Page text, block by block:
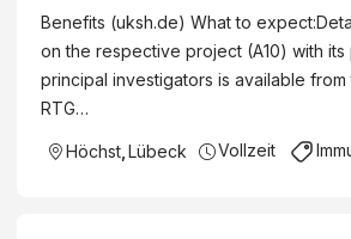
Benefits (uksh.de) What to
on the respective project (A10) with its
principal investigators is available
RTG…
Höchst Lübeck Vollzeit